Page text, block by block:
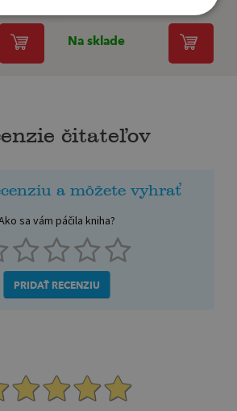
Na sklade
čitateľov
a môžete vyhrať
sa vám páčila kniha?
PRIDAŤ RECENZIU